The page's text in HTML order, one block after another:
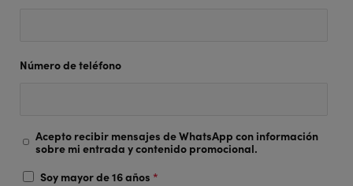
Número de teléfono
Acepto recibir mensajes de WhatsApp con información
sobre mi entrada y contenido promocional.
Soy mayor de 16 años *